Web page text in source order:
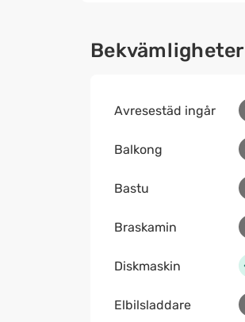
Bekvämligheter
Avresestäd ingår
Balkong
Bastu
Braskamin
Diskmaskin
Elbilsladdare